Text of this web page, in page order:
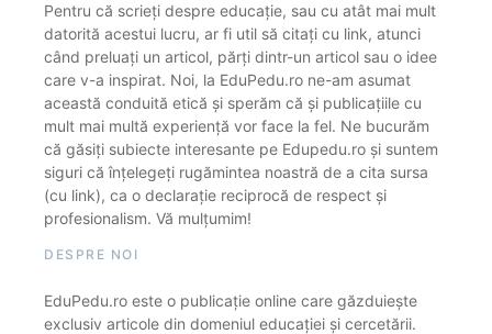
Pentru că scrieți despre educație, sau cu atât mai mult
datorită acestui lucru, ar fi util să citați cu link, atunci
când preluați un articol, părți dintr-un articol sau o idee
care v-a inspirat. Noi, la EduPedu.ro ne-am asumat
această conduită etică și sperăm că și publicațiile cu
mult mai multă experiență vor face la fel. Ne bucurăm
că găsiți subiecte interesante pe Edupedu.ro și suntem
siguri că înțelegeți rugămintea noastră de a cita sursa
(cu link), ca o declarație reciprocă de respect și
profesionalism. Vă mulțumim!
DESPRE NOI
EduPedu.ro este o publicație online care găzduiește
exclusiv articole din domeniul educației și cercetării.